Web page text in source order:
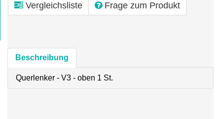
Vergleichsliste Frage zum Produkt
Beschreibung
Querlenker - V3 - oben 1 St.